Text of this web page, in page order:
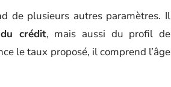
de plusieurs autres paramètres. Il
crédit, mais aussi du profil de
le taux proposé, il comprend l’âge